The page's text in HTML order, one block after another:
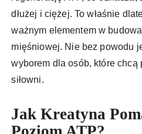
dłużej i ciężej. To właśnie
ważnym elementem w
mięśniowej. Nie bez powodu
wyborem dla osób, które
siłowni.
Jak Kreatyna